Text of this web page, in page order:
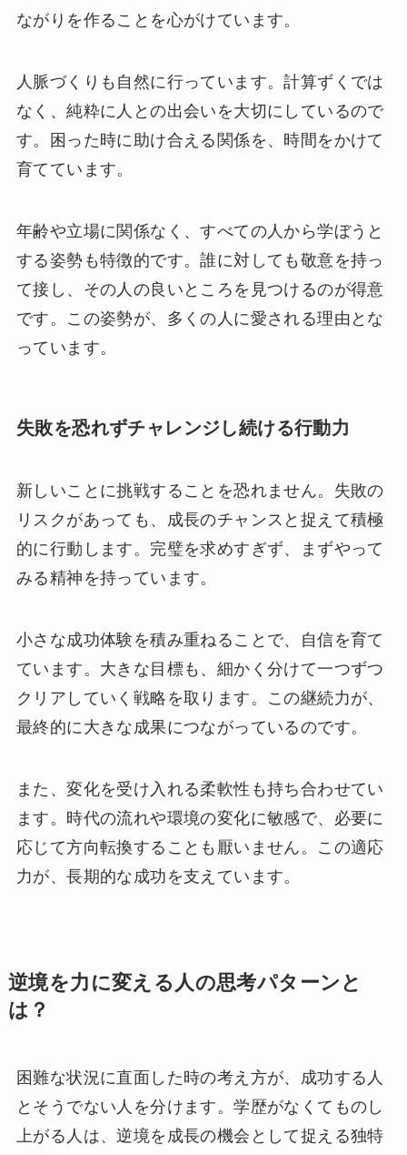
ながりを作ることを心がけています。
人脈づくりも自然に行っています。計算ずくでは
なく、純粋に人との出会いを大切にしているので
す。困った時に助け合える関係を、時間をかけて
育てています。
年齢や立場に関係なく、すべての人から学ぼうと
する姿勢も特徴的です。誰に対しても敬意を持っ
て接し、その人の良いところを見つけるのが得意
です。この姿勢が、多くの人に愛される理由とな
っています。
失敗を恐れずチャレンジし続ける行動力
新しいことに挑戦することを恐れません。失敗の
リスクがあっても、成長のチャンスと捉えて積極
的に行動します。完璧を求めすぎず、まずやって
みる精神を持っています。
小さな成功体験を積み重ねることで、自信を育て
ています。大きな目標も、細かく分けて一つずつ
クリアしていく戦略を取ります。この継続力が、
最終的に大きな成果につながっているのです。
また、変化を受け入れる柔軟性も持ち合わせてい
ます。時代の流れや環境の変化に敏感で、必要に
応じて方向転換することも厭いません。この適応
力が、長期的な成功を支えています。
逆境を力に変える人の思考パターンと
は？
困難な状況に直面した時の考え方が、成功する人
とそうでない人を分けます。学歴がなくてものし
上がる人は、逆境を成長の機会として捉える独特